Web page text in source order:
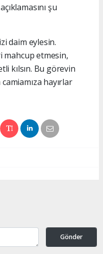
şu
daim eylesin.
mahcup etmesin,
kılsın. Bu görevin
hayırlar
Gönder